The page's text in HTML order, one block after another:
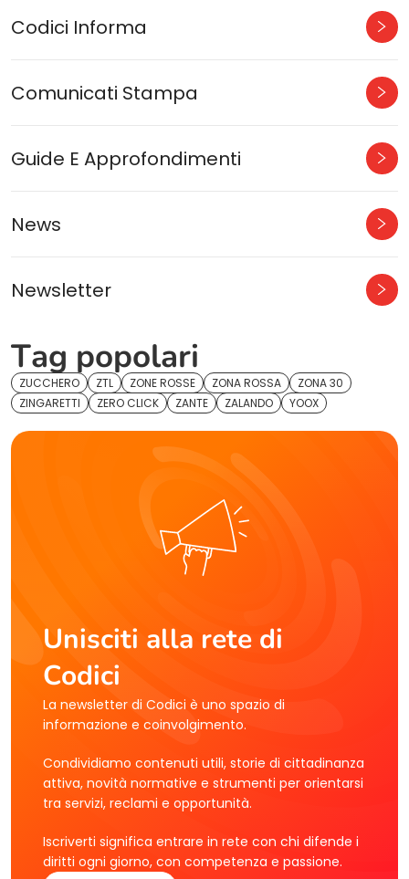
Codici Informa
Comunicati Stampa
Guide E Approfondimenti
News
Newsletter
Tag popolari
ZUCCHERO ZTL ZONE ROSSE ZONA ROSSA
ZONA 30
ZINGARETTI
ZERO CLICK ZANTE ZALANDO YOOX
Unisciti alla rete di
Codici
La newsletter di Codici è uno spazio di
informazione e coinvolgimento.
Condividiamo contenuti utili, storie di cittadinanza
attiva, novità normative e strumenti per orientarsi
tra servizi, reclami e opportunità.
Iscriverti significa entrare in rete con chi difende i
diritti ogni giorno, con competenza e passione.